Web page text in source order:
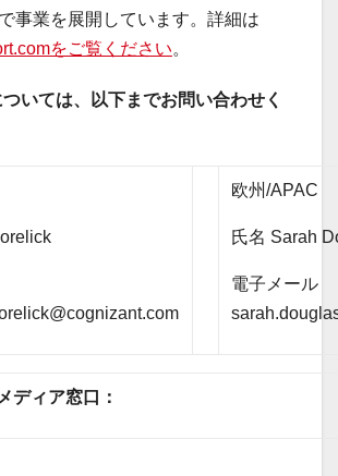
事業を展開しています。詳細は
をご覧ください。
いては、以下までお問い合わせく
欧州/APAC
氏名 Sarah
電子メール
ディア窓口：